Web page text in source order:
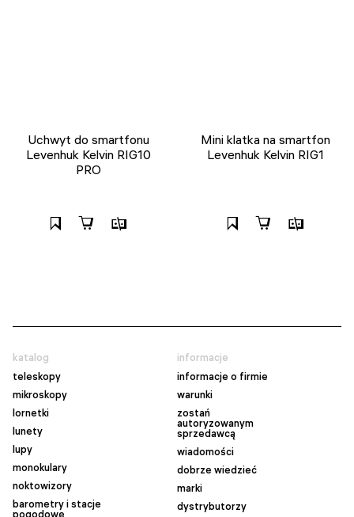
Uchwyt do smartfonu
Levenhuk Kelvin RIG10
PRO
Mini klatka na smartfon
Levenhuk Kelvin RIG1
katalog
teleskopy
mikroskopy
lornetki
lunety
lupy
monokulary
noktowizory
barometry i stacje
pogodowe
informacje
informacje o firmie
warunki
zostań
autoryzowanym
sprzedawcą
wiadomości
dobrze wiedzieć
marki
dystrybutorzy